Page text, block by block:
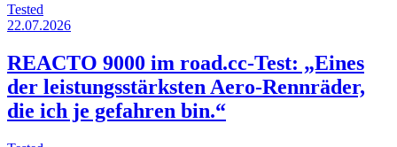
Tested
22.07.2026
REACTO 9000 im road.cc-Test: „Eines
der leistungsstärksten Aero-Rennräder,
die ich je gefahren bin.“